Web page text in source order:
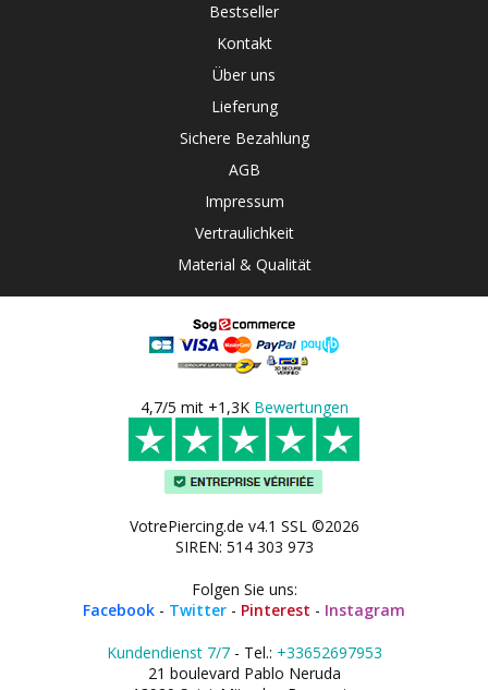
Bestseller
Kontakt
Über uns
Lieferung
Sichere Bezahlung
AGB
Impressum
Vertraulichkeit
Material & Qualität
4,7/5 mit +1,3K Bewertungen
VotrePiercing.de v4.1 SSL ©2026
SIREN: 514 303 973
Folgen Sie uns:
Facebook - Twitter - Pinterest - Instagram
Kundendienst 7/7- Tel.: +33652697953
21 boulevard Pablo Neruda